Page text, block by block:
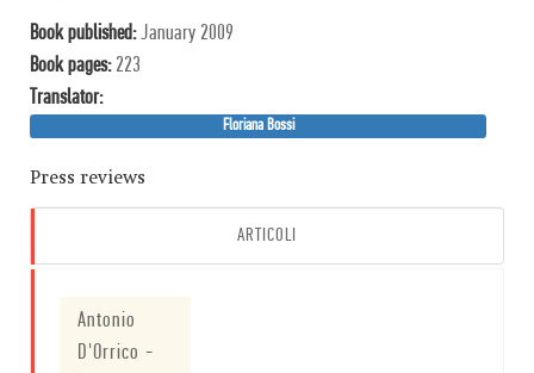
Book published:January 2009
Book pages: 223
Translator:
Floriana Bossi
Press reviews
ARTICOLI
Antonio
D'Orrico -